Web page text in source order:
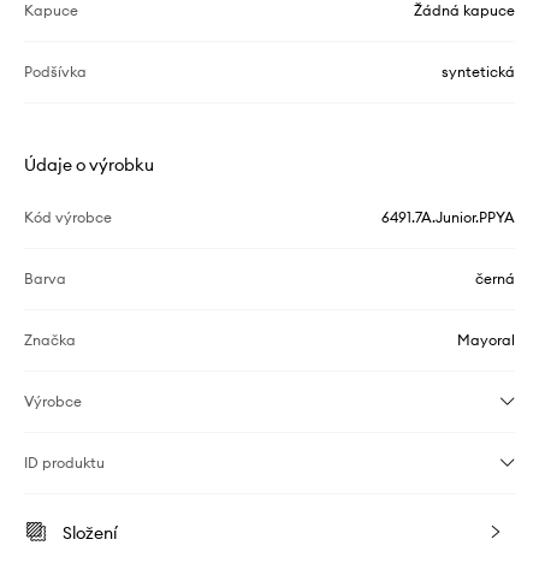
Kapuce Žádná kapuce
Podšívka syntetická
Údaje o výrobku
Kód výrobce 6491.7A.Junior.PPYA
Barva černá
Značka Mayoral
Výrobce
ID produktu
Složení